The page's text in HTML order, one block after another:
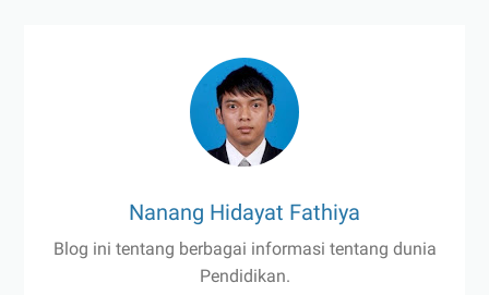
Nanang Hidayat Fathiya
Blog ini tentang berbagai informasi tentang dunia
Pendidikan.